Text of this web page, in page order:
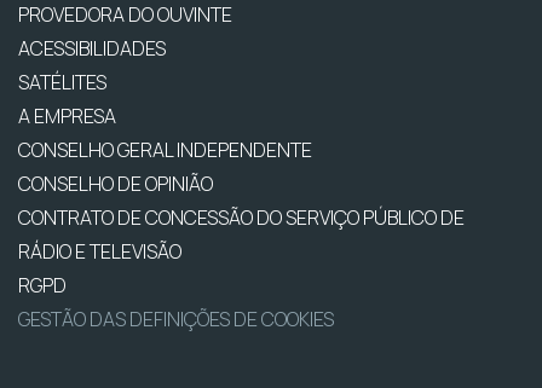
PROVEDORA DO OUVINTE
ACESSIBILIDADES
SATÉLITES
A EMPRESA
CONSELHO GERAL INDEPENDENTE
CONSELHO DE OPINIÃO
CONTRATO DE CONCESSÃO DO SERVIÇO PÚBLICO DE
RÁDIO E TELEVISÃO
RGPD
GESTÃO DAS DEFINIÇÕES DE COOKIES